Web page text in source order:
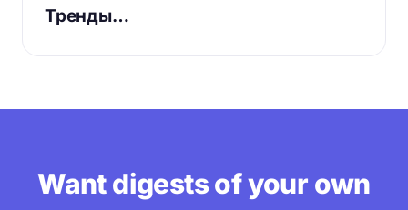
Тренды…
Want digests of your own